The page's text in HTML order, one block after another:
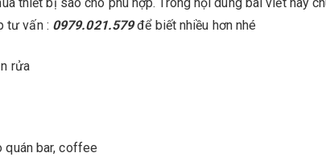
tư vấn : 0979.021.579để biết nhiều hơn nhé
rửa
quán bar, coffee